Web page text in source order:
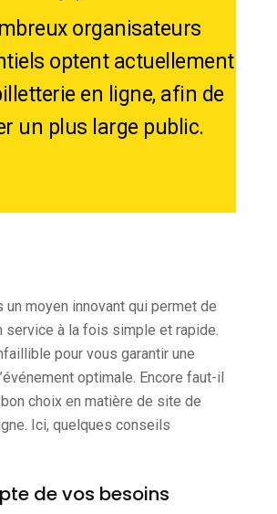
organisateurs
optent actuellement
en ligne, afin de
un plus large public.
un moyen innovant qui permet de
service à la fois simple et rapide.
pour vous garantir une
optimale. Encore faut-il
choix en matière de site de
Ici, quelques conseils
de vos besoins